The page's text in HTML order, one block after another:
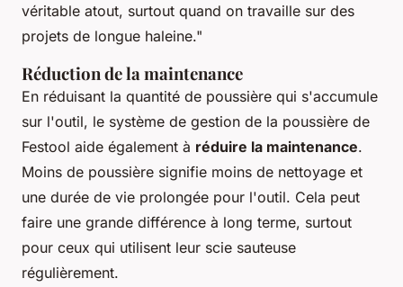
véritable atout, surtout quand on travaille sur des
projets de longue haleine."
Réduction de la maintenance
En réduisant la quantité de poussière qui s'accumule
sur l'outil, le système de gestion de la poussière de
Festool aide également à réduire la maintenance.
Moins de poussière signifie moins de nettoyage et
une durée de vie prolongée pour l'outil. Cela peut
faire une grande différence à long terme, surtout
pour ceux qui utilisent leur scie sauteuse
régulièrement.